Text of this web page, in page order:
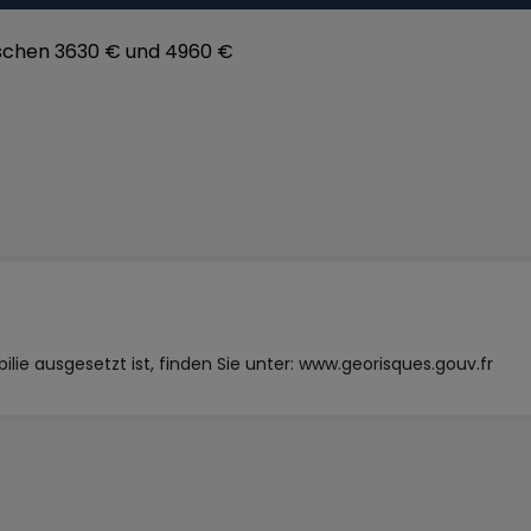
un potentiel d'aménagement intéressant. Les travaux
permettent d'envisager diverses possibilités
les familles que les investisseurs cherchant à
3630 € und 4960 €
ausgesetzt ist, finden Sie unter: www.georisques.gouv.fr